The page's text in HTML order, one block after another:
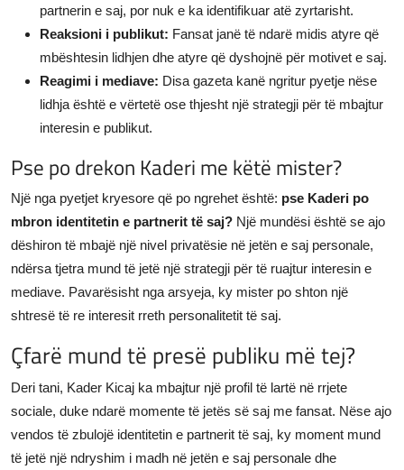
partnerin e saj, por nuk e ka identifikuar atë zyrtarisht.
Reaksioni i publikut: Fansat janë të ndarë midis atyre që
mbështesin lidhjen dhe atyre që dyshojnë për motivet e saj.
Reagimi i mediave: Disa gazeta kanë ngritur pyetje nëse
lidhja është e vërtetë ose thjesht një strategji për të mbajtur
interesin e publikut.
Pse po drekon Kaderi me këtë mister?
Një nga pyetjet kryesore që po ngrehet është: pse Kaderi po
mbron identitetin e partnerit të saj? Një mundësi është se ajo
dëshiron të mbajë një nivel privatësie në jetën e saj personale,
ndërsa tjetra mund të jetë një strategji për të ruajtur interesin e
mediave. Pavarësisht nga arsyeja, ky mister po shton një
shtresë të re interesit rreth personalitetit të saj.
Çfarë mund të presë publiku më tej?
Deri tani, Kader Kicaj ka mbajtur një profil të lartë në rrjete
sociale, duke ndarë momente të jetës së saj me fansat. Nëse ajo
vendos të zbulojë identitetin e partnerit të saj, ky moment mund
të jetë një ndryshim i madh në jetën e saj personale dhe